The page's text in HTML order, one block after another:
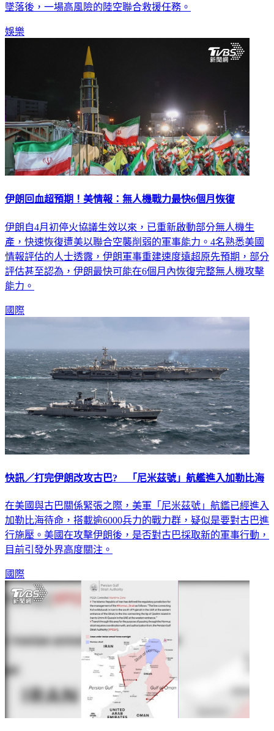
墜落後，一場高風險的陸空聯合救援任務。
娛樂
伊朗回血超預期！美情報：無人機戰力最快6個月恢復
伊朗自4月初停火協議生效以來，已重新啟動部分無人機生
產，快速恢復遭美以聯合空襲削弱的軍事能力。4名熟悉美國
情報評估的人士透露，伊朗軍事重建速度遠超原先預期，部分
評估甚至認為，伊朗最快可能在6個月內恢復完整無人機攻擊
能力。
國際
快訊／打完伊朗改攻古巴? 「尼米茲號」航艦進入加勒比海
在美國與古巴關係緊張之際，美軍「尼米茲號」航鑑已經進入
加勒比海待命，搭載逾6000兵力的戰力群，疑似是要對古巴進
行施壓。美國在攻擊伊朗後，是否對古巴採取新的軍事行動，
目前引發外界高度關注。
國際